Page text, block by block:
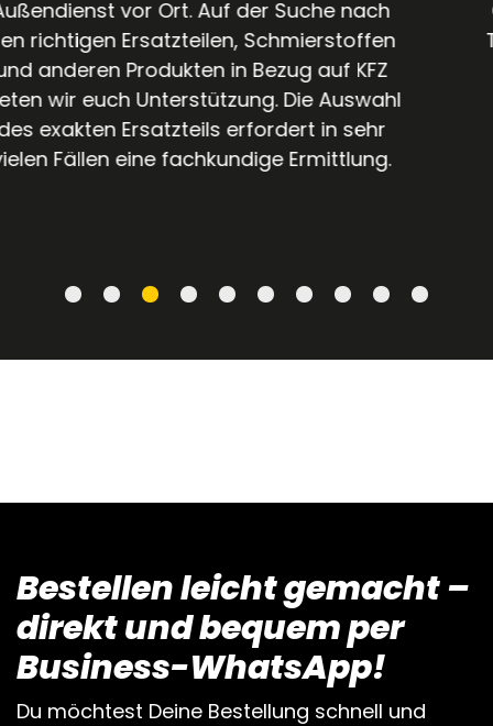
Ortsansässige Kunden beliefern wir per
Tagestour. Auch wenn es sehr kurzfristig
sein muss, leisten wir Abhilfe durch
Expressfahrten. Bundesweit und ins
Ausland liefern wir mit allen üblichen
Paketdiensten und unseren
Bestellen leicht gemacht –
direkt und bequem per
Business-WhatsApp!
Du möchtest Deine Bestellung schnell und